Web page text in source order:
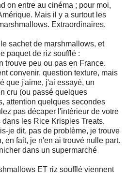
on entre au cinéma ; pour moi,
Mais il y a surtout les
Extraordinaires.
sachet de marshmallows, et
paquet de riz soufflé :
trouve peu ou pas en France.
convenir, question texture, mais
que j'aime, j'ai essayé, un
cru (ou passé quelques
attention quelques secondes
pas décaper l'intérieur de votre
dans les Rice Krispies Treats.
je dit, pas de problème, je trouve
en fait, je n'en ai trouvé nulle part.
dans un supermarché
ET riz soufflé viennent